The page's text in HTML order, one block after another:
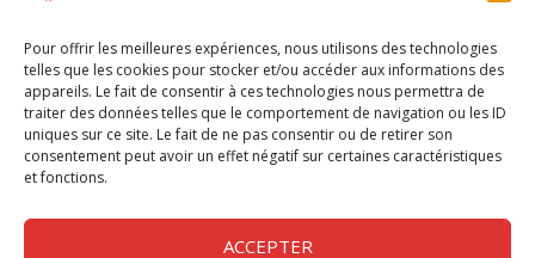
Pour offrir les meilleures expériences, nous utilisons des technologies
telles que les cookies pour stocker et/ou accéder aux informations des
appareils. Le fait de consentir à ces technologies nous permettra de
traiter des données telles que le comportement de navigation ou les ID
uniques sur ce site. Le fait de ne pas consentir ou de retirer son
consentement peut avoir un effet négatif sur certaines caractéristiques
et fonctions.
ACCEPTER
Chèque Compta
Chèque Emploi Spectacle
G-Pods
Profession Audio-visuel
Le Cahier Pro
Suivre Suivre